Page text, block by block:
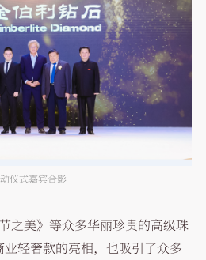
仪式嘉宾合影
之美》等众多华丽珍贵的高级珠
轻奢款的亮相，也吸引了众多